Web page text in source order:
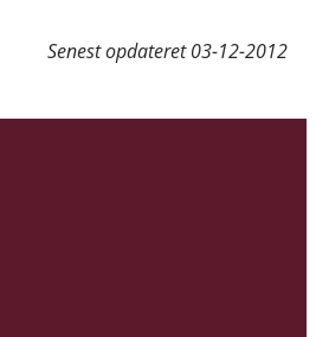
Senest opdateret03-12-2012